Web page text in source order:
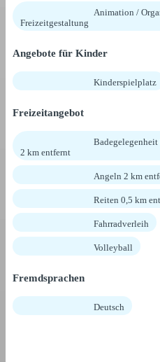
Animation /
Freizeitgestaltung
Angebote für Kinder
Kinderspielplatz
Freizeitangebot
2 km entfernt
Angeln 2 km
Reiten 0,5 km
Fahrradverleih
Volleyball
Fremdsprachen
Deutsch